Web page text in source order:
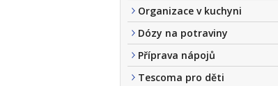
Organizace v kuchyni
Dózy na potraviny
Příprava nápojů
Tescoma pro děti